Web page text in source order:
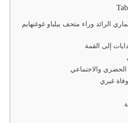
الرائد وراء متحف بيلباو غوغنهايم
إلى القمة
الحضري والاجتماعي
غيري